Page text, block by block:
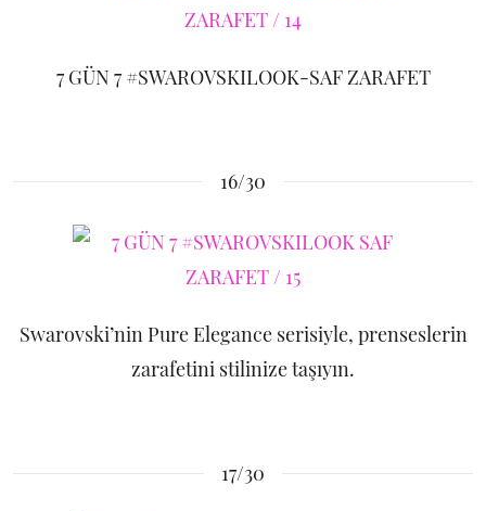
7 GÜN 7 #SWAROVSKILOOK-SAF ZARAFET
16/30
Swarovski’nin Pure Elegance serisiyle, prenseslerin
zarafetini stilinize taşıyın.
17/30